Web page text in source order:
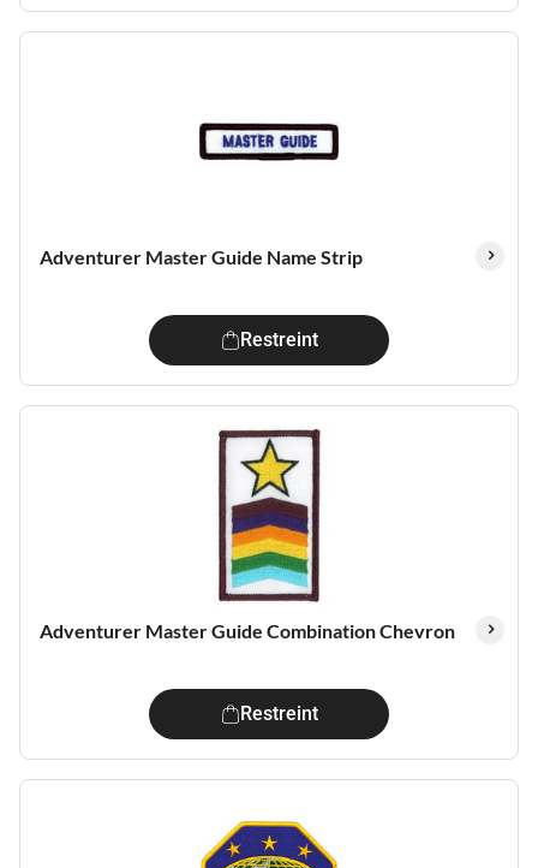
Adventurer Master Guide Name Strip
Restreint
Adventurer Master Guide Combination Chevron
Restreint